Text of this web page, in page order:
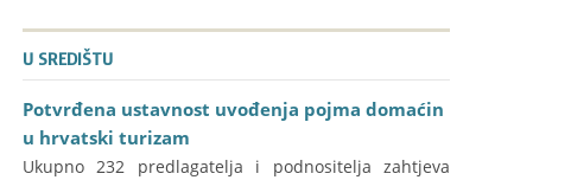
U SREDIŠTU
Potvrđena ustavnost uvođenja pojma domaćin
u hrvatski turizam
Ukupno 232 predlagatelja i podnositelja zahtjeva